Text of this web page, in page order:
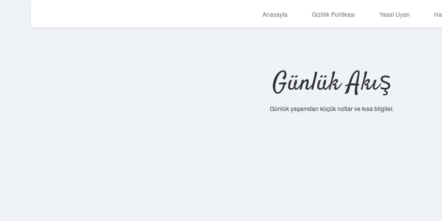
Anasayfa Gizlilik Politikası Yasal Uyarı
Günlük Akış
Günlük yaşamdan küçük notlar ve kısa bilgiler.